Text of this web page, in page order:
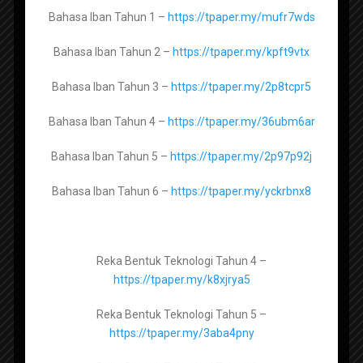
Untuk pelbagai info boleh follow telegram dan web di bawah
angka sebulan? Layarientrybiru.com
Sedang mencari tawaran kerja kosong kerajaan, GLC atau
https://tpaper.my/2p8shv4m
Pendidikan Islam Tingkatan 2 -
https://tpaper.my/bdzhamuv
Pendidikan Moral Tingkatan 1 –
https://tpaper.my/2p9fwcve
Bahasa Iban Tahun 1 – https://tpaper.my/mufr7wds
Bahasa Iban Tahun 2 – https://tpaper.my/kpft9vtx
Bahasa Iban Tahun 3 – https://tpaper.my/2p8tcpr5
Bahasa Iban Tahun 4 – https://tpaper.my/36ubm6ar
Bahasa Iban Tahun 5 – https://tpaper.my/2p97p92j
Bahasa Iban Tahun 6 – https://tpaper.my/yckrbnx8
Reka Bentuk Teknologi Tahun 4 –
https://tpaper.my/k8xjrya5
Reka Bentuk Teknologi Tahun 5 –
https://tpaper.my/3aba4pny